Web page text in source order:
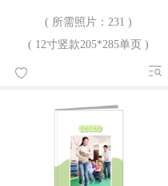
( 所需照片：231 )
( 12寸竖款205*285单页 )